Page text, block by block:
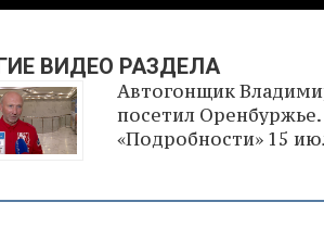
ВИДЕО РАЗДЕЛА
Автогонщик
посетил Оренбуржье.
«Подробности» 15